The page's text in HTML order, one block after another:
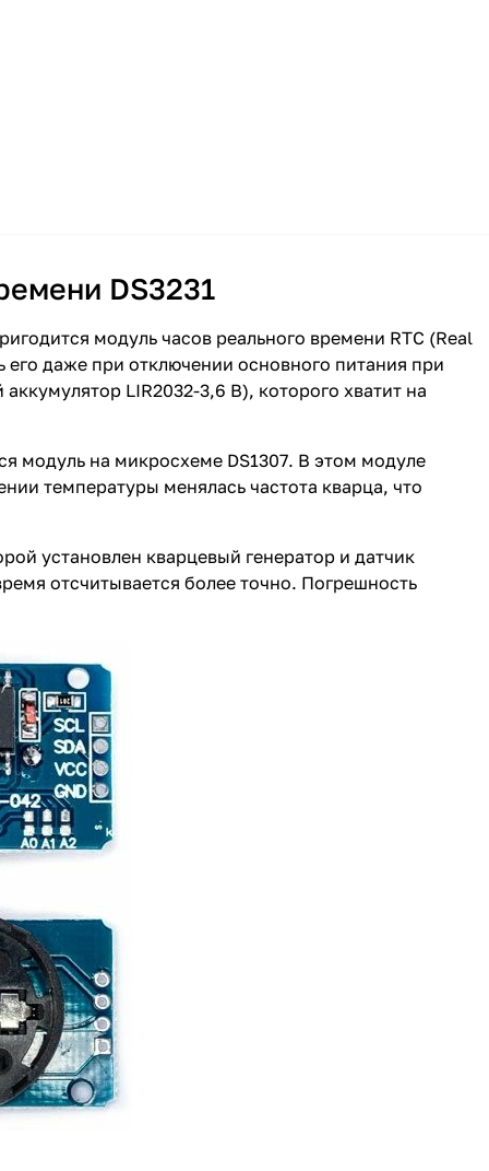
DS3231
модуль часов реального времени RTC (Real
даже при отключении основного питания при
LIR2032-3,6 В), которого хватит на
модуль на микросхеме DS1307. В этом модуле
температуры менялась частота кварца, что
установлен кварцевый генератор и датчик
отсчитывается более точно. Погрешность